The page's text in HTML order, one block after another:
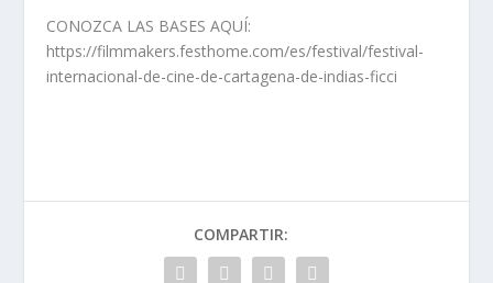
CONOZCA LAS BASES AQUÍ:
https://filmmakers.festhome.com/es/festival/festival-
internacional-de-cine-de-cartagena-de-indias-ficci
COMPARTIR: